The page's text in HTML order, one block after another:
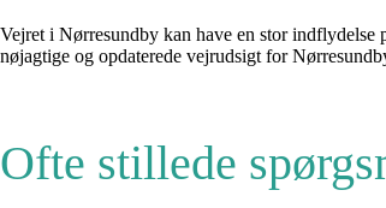
Vejret i Nørresundby kan have en stor indflydelse
nøjagtige og opdaterede vejrudsigt for
Ofte stillede